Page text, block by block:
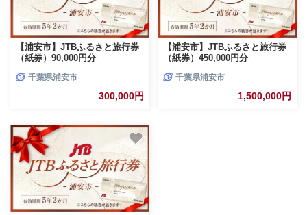
【浦安市】JTBふるさと旅行券
（紙券）90,000円分
千葉県浦安市
300,000円
【浦安市】JTBふるさと旅行券
（紙券）450,000円分
千葉県浦安市
1,500,000円